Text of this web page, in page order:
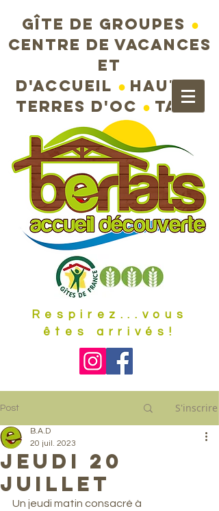
Gîte de groupes ●
Centre de vacances
et
d'accueil ● Hautes
terres d'Oc ●Tarn
Respirez...vous
êtes arrivés!
Post S'inscrire
Jeudi 20
juillet
B.A.D
20 juil. 2023
Un jeudi matin consacré à